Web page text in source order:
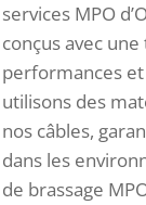
services MPO
conçus avec
performances
utilisons des
nos câbles,
dans les
de brassage